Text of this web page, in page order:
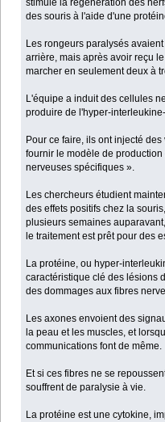
stimulé la régénération des
des souris à l'aide d'une
Les rongeurs paralysés
arrière, mais après avoir reçu
marcher en seulement deux à
L'équipe a induit des cellules
produire de l'hyper-
Pour ce faire, ils ont injecté
fournir le modèle de
nerveuses spécifiques ».
Les chercheurs étudient
des effets positifs chez la
plusieurs semaines
le traitement est prêt pour des
La protéine, ou hyper-
caractéristique clé des lésions
des dommages aux fibres
Les axones envoient des
la peau et les muscles, et
communications font de même.
Et si ces fibres ne se
souffrent de paralysie à vie.
La protéine est une cytokine,